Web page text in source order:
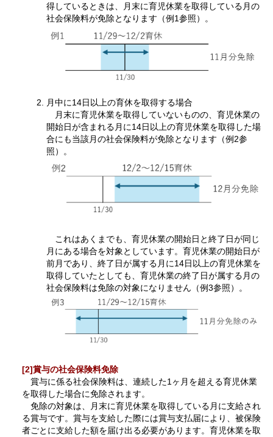
得しているときは、月末に育児休業を取得している月の
社会保険料が免除となります（例1参照）。
月中に14日以上の育休を取得する場合
月末に育児休業を取得していないものの、育児休業の
開始日が含まれる月に14日以上の育児休業を取得した場
合にも当該月の社会保険料が免除となります（例2参
照）。
これはあくまでも、育児休業の開始日と終了日が同じ
月にある場合を対象としています。育児休業の開始日が
前月であり、終了日が属する月に14日以上の育児休業を
取得していたとしても、育児休業の終了日が属する月の
社会保険料は免除の対象になりません（例3参照）。
[2]賞与の社会保険料免除
賞与に係る社会保険料は、連続した1ヶ月を超える育児休業
を取得した場合に免除されます。
免除の対象は、月末に育児休業を取得している月に支給され
る賞与です。賞与を支給した際には賞与支払届により、被保険
者ごとに支給した額を届け出る必要があります。育児休業を取